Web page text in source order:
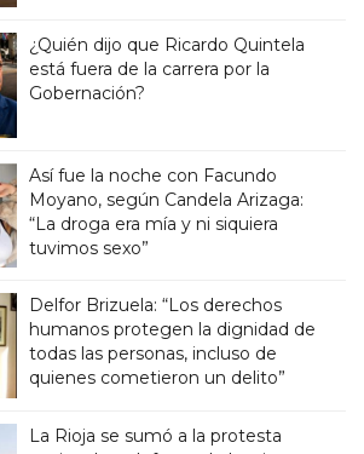
¿Quién dijo que Ricardo Quintela
está fuera de la carrera por la
Gobernación?
Así fue la noche con Facundo
Moyano, según Candela Arizaga:
“La droga era mía y ni siquiera
tuvimos sexo”
Delfor Brizuela: “Los derechos
humanos protegen la dignidad de
todas las personas, incluso de
quienes cometieron un delito”
La Rioja se sumó a la protesta